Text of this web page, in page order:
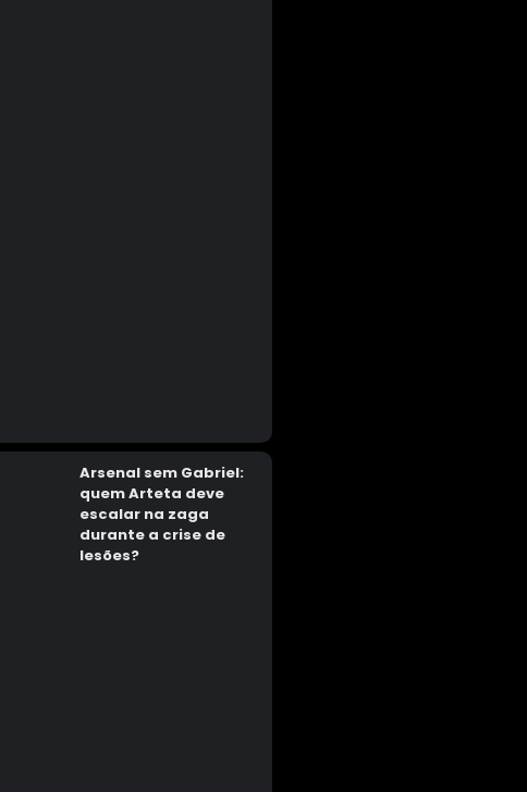
Arsenal sem Gabriel:
quem Arteta deve
escalar na zaga
durante a crise de
lesões?